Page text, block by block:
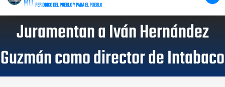
Juramentan a Iván Hernández
Guzmán como director de Intabaco